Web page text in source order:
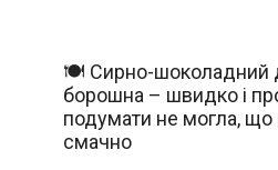
🍽️ Сирно-шоколадний
борошна – швидко і
подумати не могла, що
смачно